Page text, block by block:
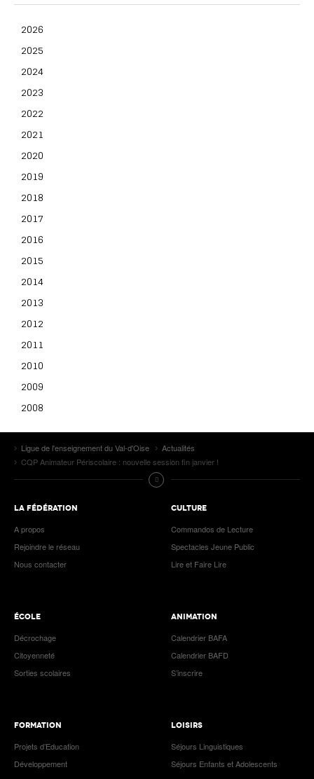
2026
2025
2024
2023
2022
2021
2020
2019
2018
2017
2016
2015
2014
2013
2012
2011
2010
2009
2008
Ligue de l'enseignement du Val-d'Oise
Actualités
CQP Animateur Périscolaire : nouvelle session fin janvier !
LA FÉDÉRATION
A propos
Rejoindre le réseau
Nous contacter
CULTURE
Commandos de Lecture
Spectacles Jeune Public
Lire et Faire Lire
ÉCOLE
Décrochage
Citoyenneté
Sorties scolaires
ANIMATION
Calendrier BAFA
Calendrier BAFD
S’inscrire
FORMATION
Projets d’Education
Développement
LOISIRS
Séjours Linguistiques
Séjours Enfants et Adolescents